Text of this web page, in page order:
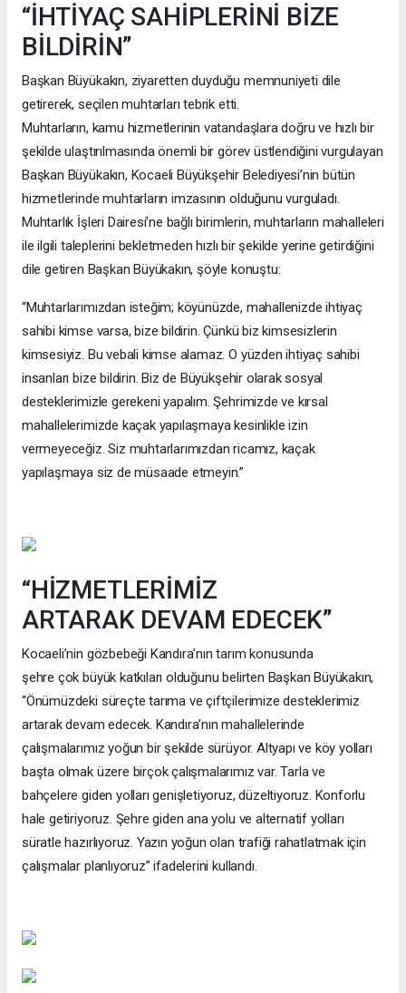
“İHTİYAÇ SAHİPLERİNİ BİZE
BİLDİRİN”
Başkan Büyükakın, ziyaretten duyduğu memnuniyeti dile
getirerek, seçilen muhtarları tebrik etti.
Muhtarların, kamu hizmetlerinin vatandaşlara doğru ve hızlı bir
şekilde ulaştırılmasında önemli bir görev üstlendiğini vurgulayan
Başkan Büyükakın, Kocaeli Büyükşehir Belediyesi’nin bütün
hizmetlerinde muhtarların imzasının olduğunu vurguladı.
Muhtarlık İşleri Dairesi’ne bağlı birimlerin, muhtarların mahalleleri
ile ilgili taleplerini bekletmeden hızlı bir şekilde yerine getirdiğini
dile getiren Başkan Büyükakın, şöyle konuştu:
“Muhtarlarımızdan isteğim; köyünüzde, mahallenizde ihtiyaç
sahibi kimse varsa, bize bildirin. Çünkü biz kimsesizlerin
kimsesiyiz. Bu vebali kimse alamaz. O yüzden ihtiyaç sahibi
insanları bize bildirin. Biz de Büyükşehir olarak sosyal
desteklerimizle gerekeni yapalım. Şehrimizde ve kırsal
mahallelerimizde kaçak yapılaşmaya kesinlikle izin
vermeyeceğiz. Siz muhtarlarımızdan ricamız, kaçak
yapılaşmaya siz de müsaade etmeyin.”
“HİZMETLERİMİZ
ARTARAK DEVAM EDECEK”
Kocaeli’nin gözbebeği Kandıra’nın tarım konusunda
şehre çok büyük katkıları olduğunu belirten Başkan Büyükakın,
“Önümüzdeki süreçte tarıma ve çiftçilerimize desteklerimiz
artarak devam edecek. Kandıra’nın mahallelerinde
çalışmalarımız yoğun bir şekilde sürüyor. Altyapı ve köy yolları
başta olmak üzere birçok çalışmalarımız var. Tarla ve
bahçelere giden yolları genişletiyoruz, düzeltiyoruz. Konforlu
hale getiriyoruz. Şehre giden ana yolu ve alternatif yolları
süratle hazırlıyoruz. Yazın yoğun olan trafiği rahatlatmak için
çalışmalar planlıyoruz” ifadelerini kullandı.